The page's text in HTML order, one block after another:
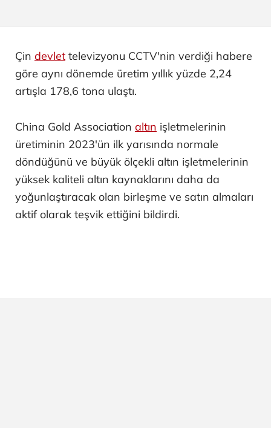
Çin devlet televizyonu CCTV'nin verdiği habere
göre aynı dönemde üretim yıllık yüzde 2,24
artışla 178,6 tona ulaştı.
China Gold Association altın işletmelerinin
üretiminin 2023'ün ilk yarısında normale
döndüğünü ve büyük ölçekli altın işletmelerinin
yüksek kaliteli altın kaynaklarını daha da
yoğunlaştıracak olan birleşme ve satın almaları
aktif olarak teşvik ettiğini bildirdi.